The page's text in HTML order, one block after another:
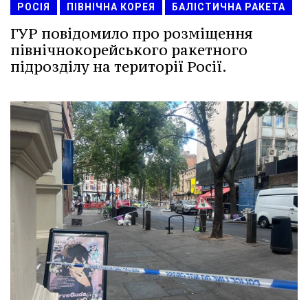
РОСІЯ ПІВНІЧНА КОРЕЯ БАЛІСТИЧНА РАКЕТА
ГУР повідомило про розміщення
північнокорейського ракетного
підрозділу на території Росії.